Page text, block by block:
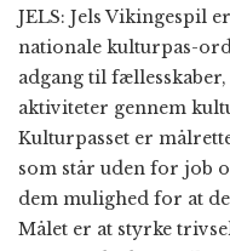
JELS: Jels Vikingespil
nationale kulturpas-
adgang til
aktiviteter gennem
Kulturpasset er
som står uden for job
dem mulighed for at
Målet er at styrke